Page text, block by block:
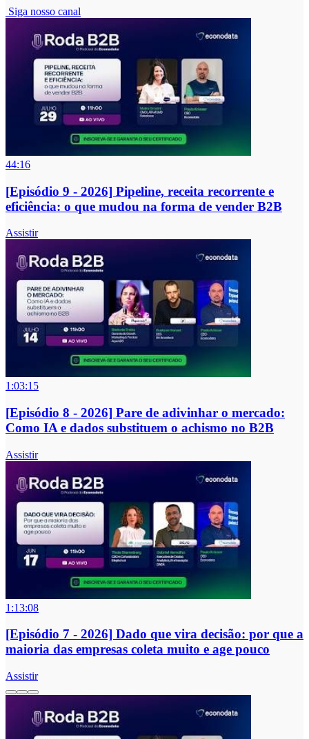
Siga nosso canal
44:16
[Episódio 9 - 2026] Pipeline, receita recorrente e
eficiência: o que mudou na forma de vender B2B
Assistir
1:03:15
[Episódio 8 - 2026] Pare de adivinhar o mercado:
Como IA e dados substituem o achismo no B2B
Assistir
1:13:08
[Episódio 7 - 2026] Dado que vira decisão: por que a
maioria das empresas coleta muito e age pouco
Assistir